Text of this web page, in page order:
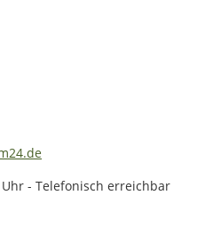
Uhr - Telefonisch erreichbar